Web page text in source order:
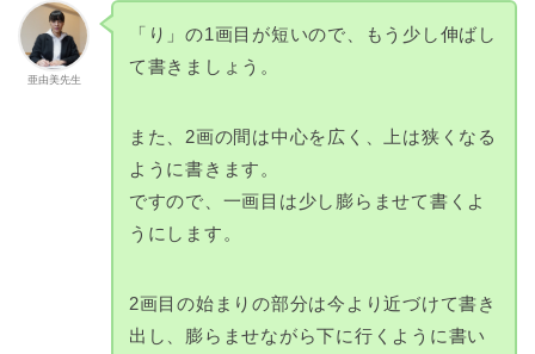
亜由美先生
「り」の1画目が短いので、もう少し伸ばし
て書きましょう。
また、2画の間は中心を広く、上は狭くなる
ように書きます。
ですので、一画目は少し膨らませて書くよ
うにします。
2画目の始まりの部分は今より近づけて書き
出し、膨らませながら下に行くように書い